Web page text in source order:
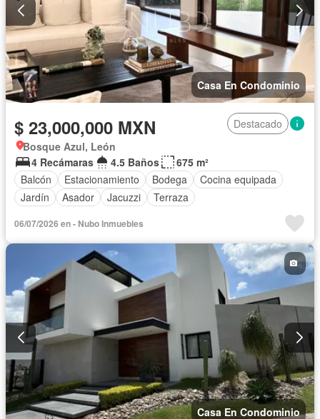
Casa En Condominio
$ 23,000,000 MXN
Destacado
Bosque Azul, León
4 Recámaras
4.5 Baños
675 m²
Balcón
Estacionamiento Bodega
Cocina equipada
Jardín
Asador Jacuzzi Terraza
06/07/2026 en - Nubo Inmuebles
Casa En Condominio